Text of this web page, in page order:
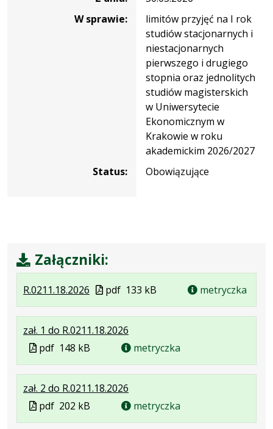
W sprawie:
limitów przyjęć na I rok
studiów stacjonarnych i
niestacjonarnych
pierwszego i drugiego
stopnia oraz jednolitych
studiów magisterskich
w Uniwersytecie
Ekonomicznym w
Krakowie w roku
akademickim 2026/2027
Status:
Obowiązujące
Załączniki:
R.0211.18.2026
Plik
w
formacie:
pdf
Rozmiar
pliku:
133
kB
Otwiera
się
w
nowej
karcie.
Plik
w
formacie
pdf 133 kB metryczka
zał. 1 do R.0211.18.2026
Plik
formacie:
Rozmiar
148
Otwiera
w
karcie.
Plik
w
formacie
pdf 148 kB metryczka
zał. 2 do R.0211.18.2026
Plik
Rozmiar
Otwiera
Plik
w
pdf 202 kB metryczka